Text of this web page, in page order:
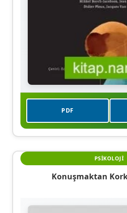
PDF
PSIKOLOJI
Konuşmaktan